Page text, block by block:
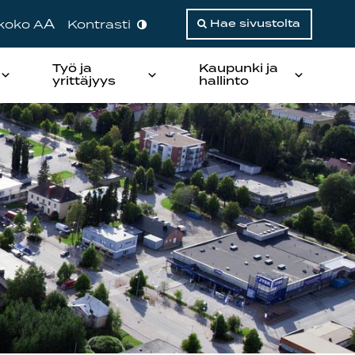
AA Kontrasti Hae sivustolta
Työ ja
yrittäjyys
Kaupunki ja
hallinto